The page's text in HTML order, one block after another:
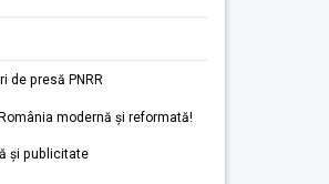
de presă PNRR
modernă și reformată!
și publicitate